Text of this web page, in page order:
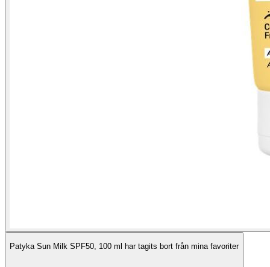
Patyka Sun Milk SPF50, 100 ml har tagits bort från mina favoriter